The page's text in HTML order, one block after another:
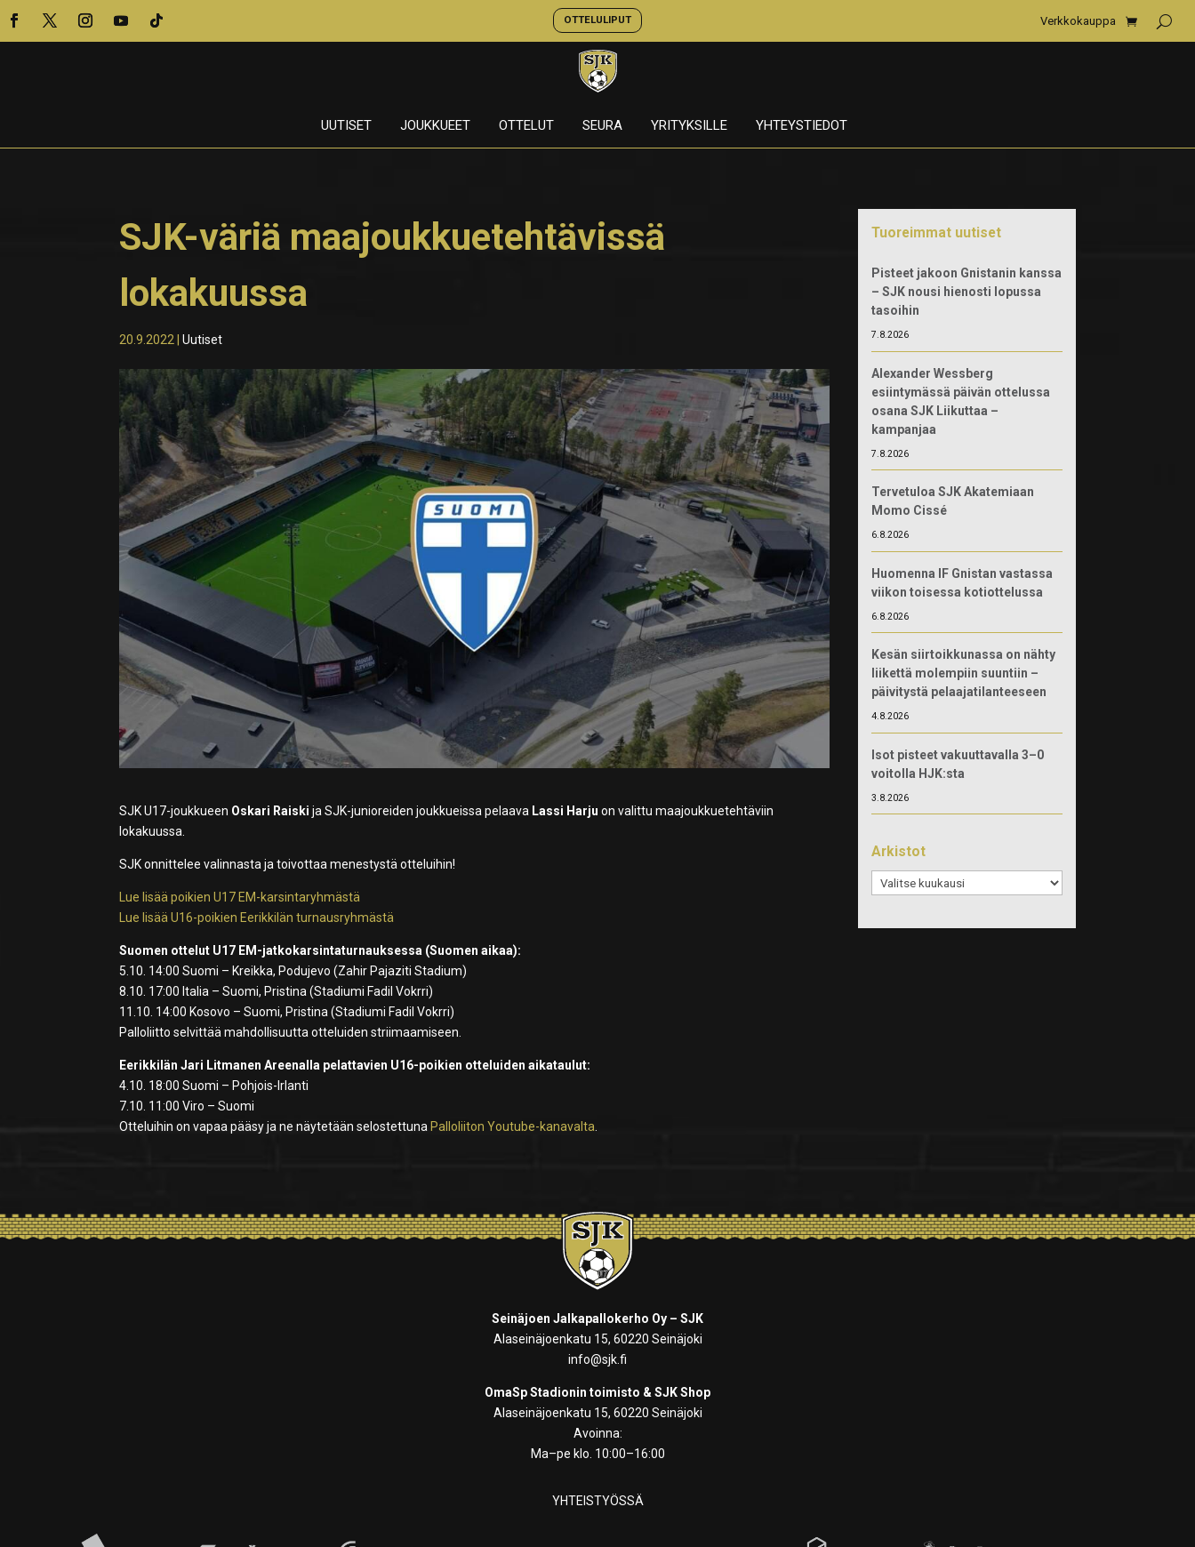
OTTELULIPUT Verkkokauppa
UUTISET JOUKKUEET OTTELUT SEURA YRITYKSILLE YHTEYSTIEDOT
SJK-väriä maajoukkuetehtävissä
lokakuussa
20.9.2022 |Uutiset
SJK U17-joukkueen Oskari Raiski ja SJK-junioreiden joukkueissa pelaava Lassi Harju on valittu maajoukkuetehtäviin
lokakuussa.
SJK onnittelee valinnasta ja toivottaa menestystä otteluihin!
Lue lisää poikien U17 EM-karsintaryhmästä
Lue lisää U16-poikien Eerikkilän turnausryhmästä
Suomen ottelut U17 EM-jatkokarsintaturnauksessa (Suomen aikaa):
5.10. 14:00 Suomi – Kreikka, Podujevo (Zahir Pajaziti Stadium)
8.10. 17:00 Italia – Suomi, Pristina (Stadiumi Fadil Vokrri)
11.10. 14:00 Kosovo – Suomi, Pristina (Stadiumi Fadil Vokrri)
Palloliitto selvittää mahdollisuutta otteluiden striimaamiseen.
Eerikkilän Jari Litmanen Areenalla pelattavien U16-poikien otteluiden aikataulut:
4.10. 18:00 Suomi – Pohjois-Irlanti
7.10. 11:00 Viro – Suomi
Otteluihin on vapaa pääsy ja ne näytetään selostettuna Palloliiton Youtube-kanavalta.
Tuoreimmat uutiset
Pisteet jakoon Gnistanin kanssa
– SJK nousi hienosti lopussa
tasoihin
7.8.2026
Alexander Wessberg
esiintymässä päivän ottelussa
osana SJK Liikuttaa –
kampanjaa
7.8.2026
Tervetuloa SJK Akatemiaan
Momo Cissé
6.8.2026
Huomenna IF Gnistan vastassa
viikon toisessa kotiottelussa
6.8.2026
Kesän siirtoikkunassa on nähty
liikettä molempiin suuntiin –
päivitystä pelaajatilanteeseen
4.8.2026
Isot pisteet vakuuttavalla 3–0
voitolla HJK:sta
3.8.2026
Arkistot
Arkistot
Seinäjoen Jalkapallokerho Oy – SJK
Alaseinäjoenkatu 15, 60220 Seinäjoki
info@sjk.fi
OmaSp Stadionin toimisto & SJK Shop
Alaseinäjoenkatu 15, 60220 Seinäjoki
Avoinna:
Ma–pe klo. 10:00–16:00
YHTEISTYÖSSÄ